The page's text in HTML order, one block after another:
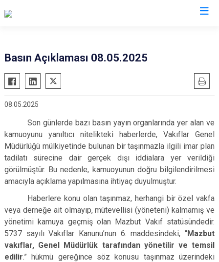
Basın Açıklaması 08.05.2025
08.05.2025
Son günlerde bazı basın yayın organlarında yer alan ve
kamuoyunu yanıltıcı nitelikteki haberlerde, Vakıflar Genel
Müdürlüğü mülkiyetinde bulunan bir taşınmazla ilgili imar plan
tadilatı sürecine dair gerçek dışı iddialara yer verildiği
görülmüştür. Bu nedenle, kamuoyunun doğru bilgilendirilmesi
amacıyla açıklama yapılmasına ihtiyaç duyulmuştur.
Haberlere konu olan taşınmaz, herhangi bir özel vakfa
veya derneğe ait olmayıp, mütevellisi (yöneteni) kalmamış ve
yönetimi kamuya geçmiş olan Mazbut Vakıf statüsündedir.
5737 sayılı Vakıflar Kanunu’nun 6. maddesindeki, “Mazbut
vakıflar, Genel Müdürlük tarafından yönetilir ve temsil
edilir.” hükmü gereğince söz konusu taşınmaz üzerindeki